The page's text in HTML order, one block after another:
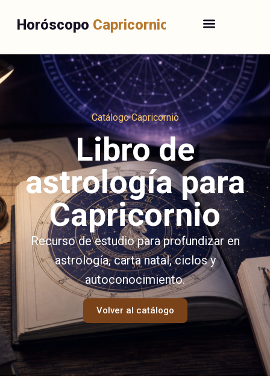
Horóscopo Capricornio
Catálogo Capricornio
Libro de
astrología para
Capricornio
Recurso de estudio para profundizar en
astrología, carta natal, ciclos y
autoconocimiento.
Volver al catálogo